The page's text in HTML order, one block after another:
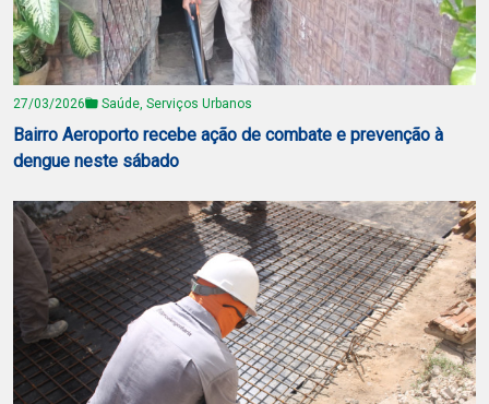
27/03/2026 Saúde, Serviços Urbanos
Bairro Aeroporto recebe ação de combate e prevenção à
dengue neste sábado